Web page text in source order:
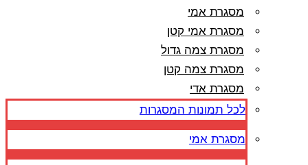
מסגרת אמי
מסגרת אמי קטן
מסגרת צמה גדול
מסגרת צמה קטן
מסגרת אדי
לכל תמונות המסגרות
מסגרת אמי